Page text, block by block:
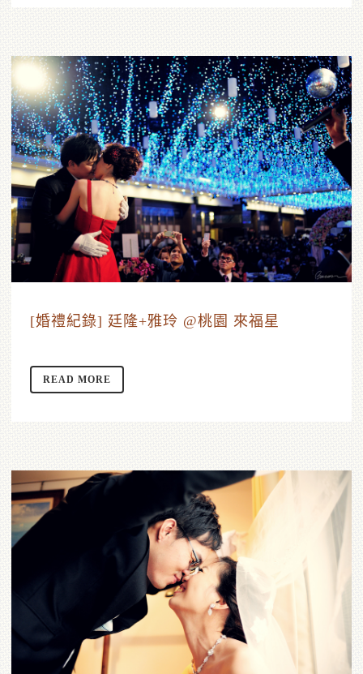
[婚禮紀錄] 廷隆+雅玲 @桃園 來福星
READ MORE